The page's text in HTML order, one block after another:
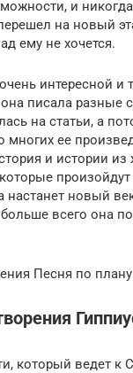
и
на новый
ему не хочется.
интересной и
писала разные
на статьи, а
многих ее
и истории
настанет новый
всего она
Песня по плану
который ведет к